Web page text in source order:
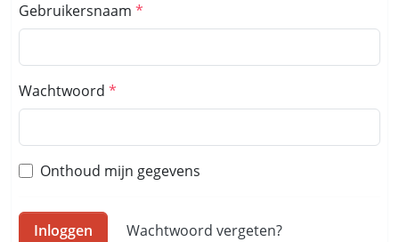
Gebruikersnaam
Wachtwoord
Onthoud mijn gegevens
Inloggen Wachtwoord vergeten?